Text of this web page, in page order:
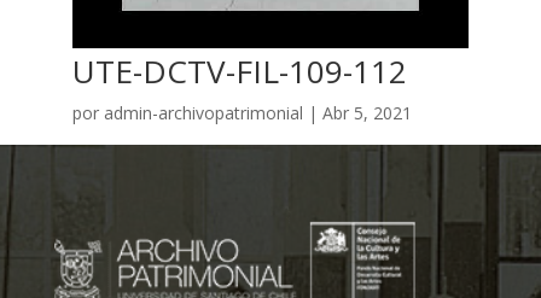
UTE-DCTV-FIL-109-112
por admin-archivopatrimonial | Abr 5, 2021